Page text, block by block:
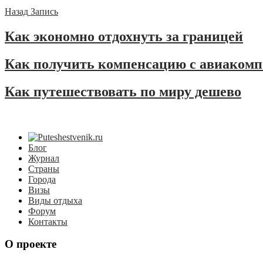
Назад Запись
Как экономно отдохнуть за границей
Как получить компенсацию с
Как путешествовать по миру дешево
Блог
Журнал
Страны
Города
Визы
Виды отдыха
Форум
Контакты
О проекте